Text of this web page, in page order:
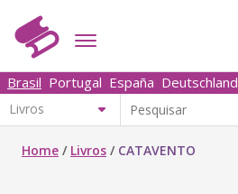
Brasil Portugal España Deutschland
Home / Livros / CATAVENTO